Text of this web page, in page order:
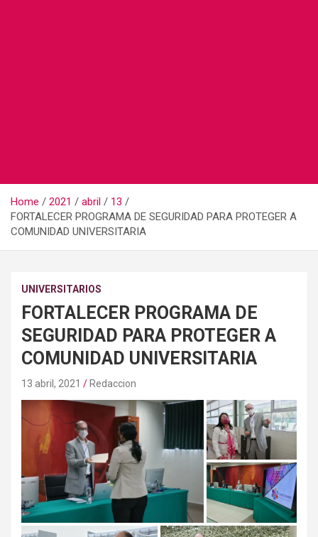
Home 2021 abril
13
FORTALECER PROGRAMA DE SEGURIDAD PARA PROTEGER A
COMUNIDAD UNIVERSITARIA
UNIVERSITARIOS
FORTALECER PROGRAMA DE
SEGURIDAD PARA PROTEGER A
COMUNIDAD UNIVERSITARIA
13 abril, 2021 Redaccion